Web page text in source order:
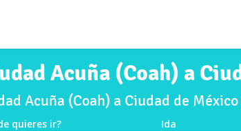
Acuña (Coah) a
Acuña (Coah) a Ciudad de
quieres ir? Ida